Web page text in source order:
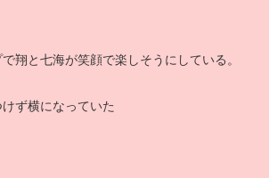
翔と七海が笑顔で楽しそうにしている。
ず横になっていた